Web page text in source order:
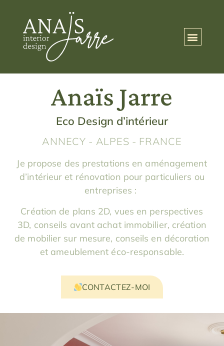
Accueil
Anaïs Jarre
Eco Design d’intérieur
ANNECY - ALPES - FRANCE
Je propose des prestations en aménagement
d’intérieur et rénovation pour particuliers ou
entreprises :
Création de plans 2D, vues en perspectives
3D, conseils avant achat immobilier, création
de mobilier sur mesure, conseils en décoration
et ameublement éco-responsable.
CONTACTEZ-MOI